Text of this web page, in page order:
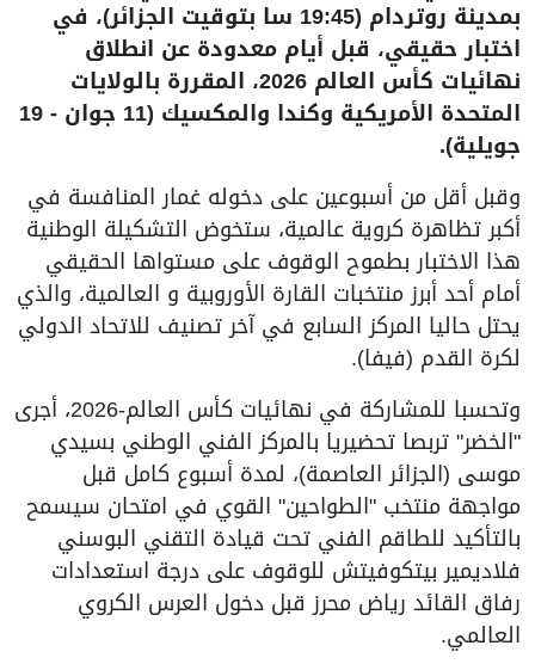
بمدينة روتردام (19:45 سا بتوقيت الجزائر)، في
اختبار حقيقي، قبل أيام معدودة عن انطلاق
نهائيات كأس العالم 2026، المقررة بالولايات
المتحدة الأمريكية وكندا والمكسيك (11 جوان - 19
جويلية).
وقبل أقل من أسبوعين على دخوله غمار المنافسة في
أكبر تظاهرة كروية عالمية، ستخوض التشكيلة الوطنية
هذا الاختبار بطموح الوقوف على مستواها الحقيقي
أمام أحد أبرز منتخبات القارة الأوروبية و العالمية، والذي
يحتل حاليا المركز السابع في آخر تصنيف للاتحاد الدولي
لكرة القدم (فيفا).
وتحسبا للمشاركة في نهائيات كأس العالم-2026، أجرى
"الخضر" تربصا تحضيريا بالمركز الفني الوطني بسيدي
موسى (الجزائر العاصمة)، لمدة أسبوع كامل قبل
مواجهة منتخب "الطواحين" القوي في امتحان سيسمح
بالتأكيد للطاقم الفني تحت قيادة التقني البوسني
فلاديمير بيتكوفيتش للوقوف على درجة استعدادات
رفاق القائد رياض محرز قبل دخول العرس الكروي
العالمي.